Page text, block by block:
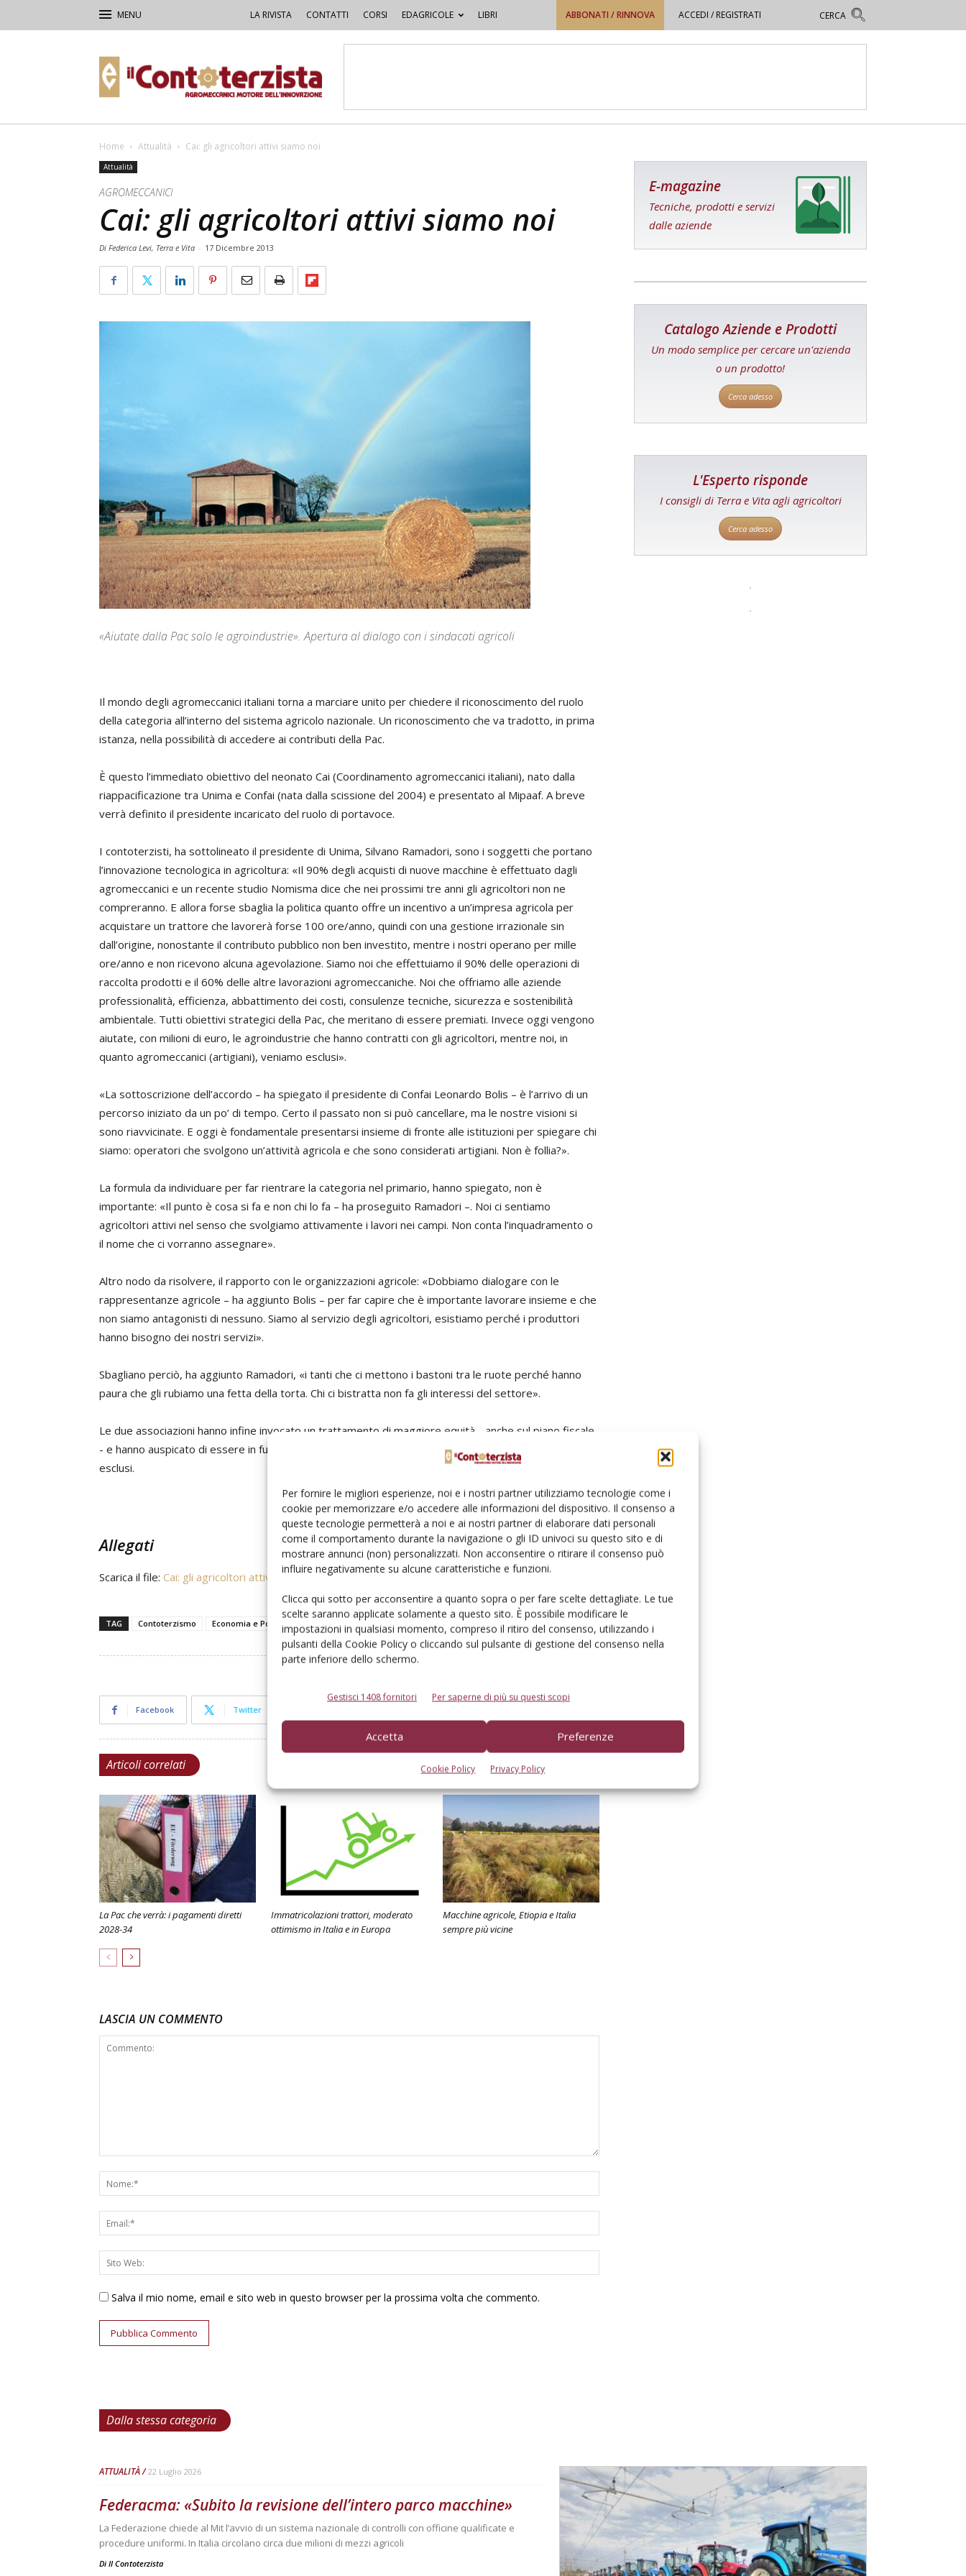
Per fornire le migliori esperienze, noi e i nostri partner utilizziamo tecnologie come i
cookie per memorizzare e/o accedere alle informazioni del dispositivo. Il consenso a
queste tecnologie permetterà a noi e ai nostri partner di elaborare dati personali
come il comportamento durante la navigazione o gli ID univoci su questo sito e di
mostrare annunci (non) personalizzati. Non acconsentire o ritirare il consenso può
influire negativamente su alcune caratteristiche e funzioni.
Clicca qui sotto per acconsentire a quanto sopra o per fare scelte dettagliate. Le tue
scelte saranno applicate solamente a questo sito. È possibile modificare le
impostazioni in qualsiasi momento, compreso il ritiro del consenso, utilizzando i
pulsanti della Cookie Policy o cliccando sul pulsante di gestione del consenso nella
parte inferiore dello schermo.
Gestisci 1408 fornitori Per saperne di più su questi scopi
Accetta Preferenze
Cookie Policy Privacy Policy
LA RIVISTA CONTATTI CORSI EDAGRICOLE LIBRI ABBONATI / RINNOVA ACCEDI / REGISTRATI
Contoterzista
Home Attualità Cai: gli agricoltori attivi siamo noi
Attualità
AGROMECCANICI
Cai: gli agricoltori attivi siamo noi
Di Federica Levi, Terra e Vita - 17 Dicembre 2013
«Aiutate dalla Pac solo le agroindustrie». Apertura al dialogo con i sindacati agricoli
Il mondo degli agromeccanici italiani torna a marciare unito per chiedere il riconoscimento del ruolo
della categoria all’interno del sistema agricolo nazionale. Un riconoscimento che va tradotto, in prima
istanza, nella possibilità di accedere ai contributi della Pac.
È questo l’immediato obiettivo del neonato Cai (Coordinamento agromeccanici italiani), nato dalla
riappacificazione tra Unima e Confai (nata dalla scissione del 2004) e presentato al Mipaaf. A breve
verrà definito il presidente incaricato del ruolo di portavoce.
I contoterzisti, ha sottolineato il presidente di Unima, Silvano Ramadori, sono i soggetti che portano
l’innovazione tecnologica in agricoltura: «Il 90% degli acquisti di nuove macchine è effettuato dagli
agromeccanici e un recente studio Nomisma dice che nei prossimi tre anni gli agricoltori non ne
compreranno. E allora forse sbaglia la politica quanto offre un incentivo a un’impresa agricola per
acquistare un trattore che lavorerà forse 100 ore/anno, quindi con una gestione irrazionale sin
dall’origine, nonostante il contributo pubblico non ben investito, mentre i nostri operano per mille
ore/anno e non ricevono alcuna agevolazione. Siamo noi che effettuiamo il 90% delle operazioni di
raccolta prodotti e il 60% delle altre lavorazioni agromeccaniche. Noi che offriamo alle aziende
professionalità, efficienza, abbattimento dei costi, consulenze tecniche, sicurezza e sostenibilità
ambientale. Tutti obiettivi strategici della Pac, che meritano di essere premiati. Invece oggi vengono
aiutate, con milioni di euro, le agroindustrie che hanno contratti con gli agricoltori, mentre noi, in
quanto agromeccanici (artigiani), veniamo esclusi».
«La sottoscrizione dell’accordo – ha spiegato il presidente di Confai Leonardo Bolis – è l’arrivo di un
percorso iniziato da un po’ di tempo. Certo il passato non si può cancellare, ma le nostre visioni si
sono riavvicinate. E oggi è fondamentale presentarsi insieme di fronte alle istituzioni per spiegare chi
siamo: operatori che svolgono un’attività agricola e che sono considerati artigiani. Non è follia?».
La formula da individuare per far rientrare la categoria nel primario, hanno spiegato, non è
importante: «Il punto è cosa si fa e non chi lo fa – ha proseguito Ramadori –. Noi ci sentiamo
agricoltori attivi nel senso che svolgiamo attivamente i lavori nei campi. Non conta l’inquadramento o
il nome che ci vorranno assegnare».
Altro nodo da risolvere, il rapporto con le organizzazioni agricole: «Dobbiamo dialogare con le
rappresentanze agricole – ha aggiunto Bolis – per far capire che è importante lavorare insieme e che
non siamo antagonisti di nessuno. Siamo al servizio degli agricoltori, esistiamo perché i produttori
hanno bisogno dei nostri servizi».
Sbagliano perciò, ha aggiunto Ramadori, «i tanti che ci mettono i bastoni tra le ruote perché hanno
paura che gli rubiamo una fetta della torta. Chi ci bistratta non fa gli interessi del settore».
Le due associazioni hanno infine invocato un trattamento di maggiore equità - anche sul piano fiscale
- e hanno auspicato di essere in futuro coinvolti nei tavoli di concertazione che finora li hanno visti
esclusi.
Allegati
Scarica il file: Cai: gli agricoltori attivi siamo noi
TAG Contoterzismo Economia e Politica Italia News PAC politica agricola
Facebook Twitter
Articoli correlati
La Pac che verrà: i pagamenti diretti
2028-34
Immatricolazioni trattori, moderato
ottimismo in Italia e in Europa
Macchine agricole, Etiopia e Italia
sempre più vicine
LASCIA UN COMMENTO
Salva il mio nome, email e sito web in questo browser per la prossima volta che commento.
E-magazine
Tecniche, prodotti e servizi
dalle aziende
Catalogo Aziende e Prodotti
Un modo semplice per cercare un'azienda
o un prodotto!
Cerca adesso
L'Esperto risponde
I consigli di Terra e Vita agli agricoltori
Cerca adesso
Dalla stessa categoria
ATTUALITÀ 22 Luglio 2026
Federacma: «Subito la revisione dell’intero parco macchine»
La Federazione chiede al Mit l’avvio di un sistema nazionale di controlli con officine qualificate e
procedure uniformi. In Italia circolano circa due milioni di mezzi agricoli
Di Il Contoterzista